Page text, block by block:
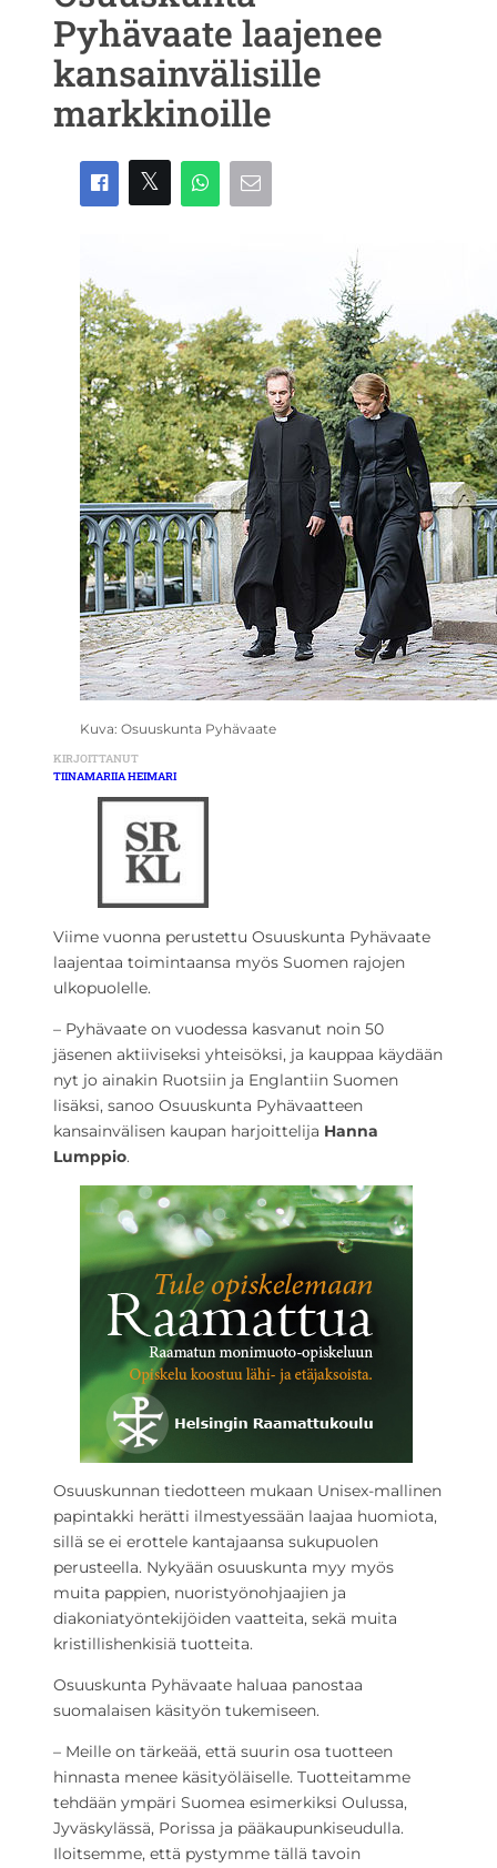
Pyhävaate laajenee
kansainvälisille
markkinoille
Kuva: Osuuskunta Pyhävaate
KIRJOITTANUT
TIINAMARIIA HEIMARI
Viime vuonna perustettu Osuuskunta Pyhävaate
laajentaa toimintaansa myös Suomen rajojen
ulkopuolelle.
– Pyhävaate on vuodessa kasvanut noin 50
jäsenen aktiiviseksi yhteisöksi, ja kauppaa käydään
nyt jo ainakin Ruotsiin ja Englantiin Suomen
lisäksi, sanoo Osuuskunta Pyhävaatteen
kansainvälisen kaupan harjoittelija Hanna
Lumppio.
Osuuskunnan tiedotteen mukaan Unisex-mallinen
papintakki herätti ilmestyessään laajaa huomiota,
sillä se ei erottele kantajaansa sukupuolen
perusteella. Nykyään osuuskunta myy myös
muita pappien, nuoristyönohjaajien ja
diakoniatyöntekijöiden vaatteita, sekä muita
kristillishenkisiä tuotteita.
Osuuskunta Pyhävaate haluaa panostaa
suomalaisen käsityön tukemiseen.
– Meille on tärkeää, että suurin osa tuotteen
hinnasta menee käsityöläiselle. Tuotteitamme
tehdään ympäri Suomea esimerkiksi Oulussa,
Jyväskylässä, Porissa ja pääkaupunkiseudulla.
Iloitsemme, että pystymme tällä tavoin